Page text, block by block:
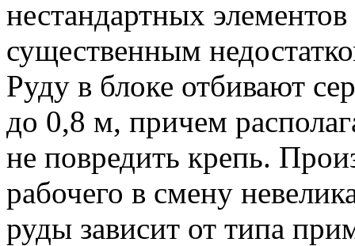
нестандартных
существенным
Руду в блоке отбивают
до 0,8 м, причем
не повредить крепь.
рабочего в смену
руды зависит от типа